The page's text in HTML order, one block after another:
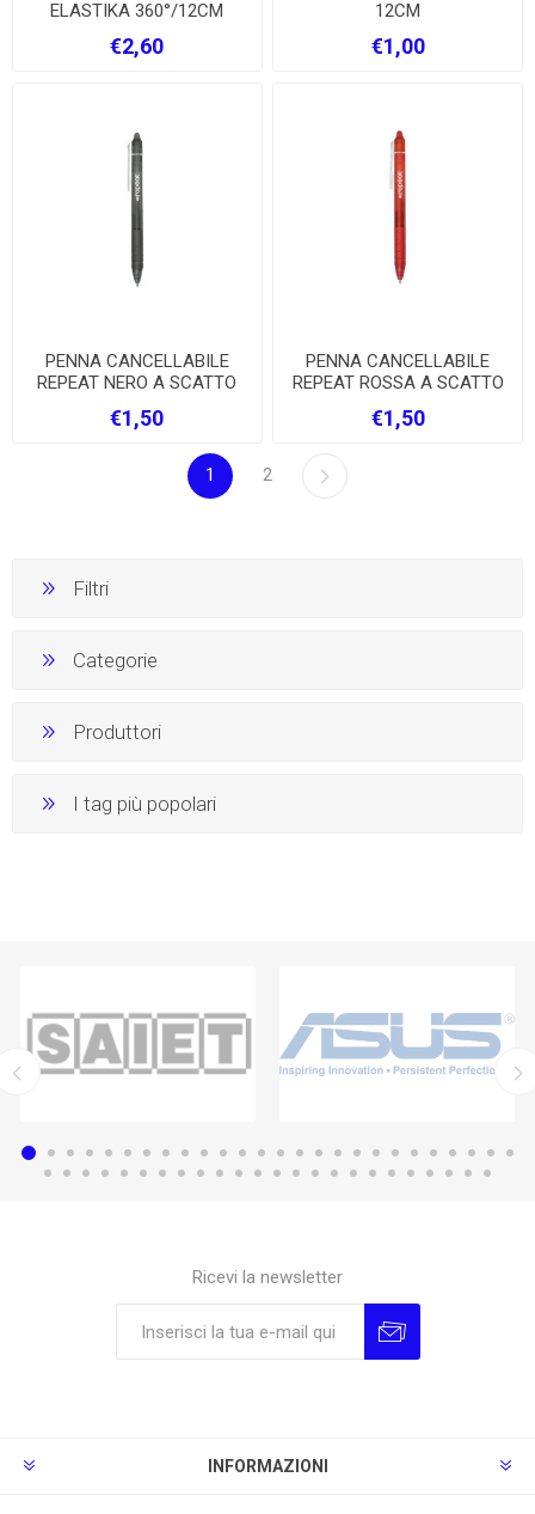
ELASTIKA 360°/12CM
€2,60
12CM
€1,00
PENNA CANCELLABILE
REPEAT NERO A SCATTO
€1,50
PENNA CANCELLABILE
REPEAT ROSSA A SCATTO
€1,50
1 2
Filtri
Categorie
Produttori
I tag più popolari
Ricevi la newsletter
INFORMAZIONI